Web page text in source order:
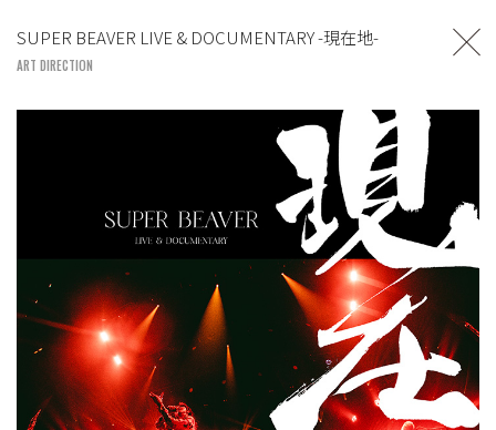
TOSHIYUKI SUZUKI
UNITED LOUNGE TOKYO
SUPER BEAVER LIVE & DOCUMENTARY -現在地-
ART DIRECTION